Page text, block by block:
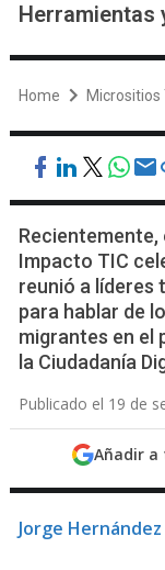
Herramientas
Home Micrositios
Recientemente,
Impacto TIC
reunió a líderes
para hablar de
migrantes en el
la Ciudadanía
Publicado el 19 de
Añadir a
Jorge Hernández